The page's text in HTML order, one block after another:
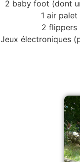
2 baby foot (dont
1 air palet
2 flippers
Jeux électroniques